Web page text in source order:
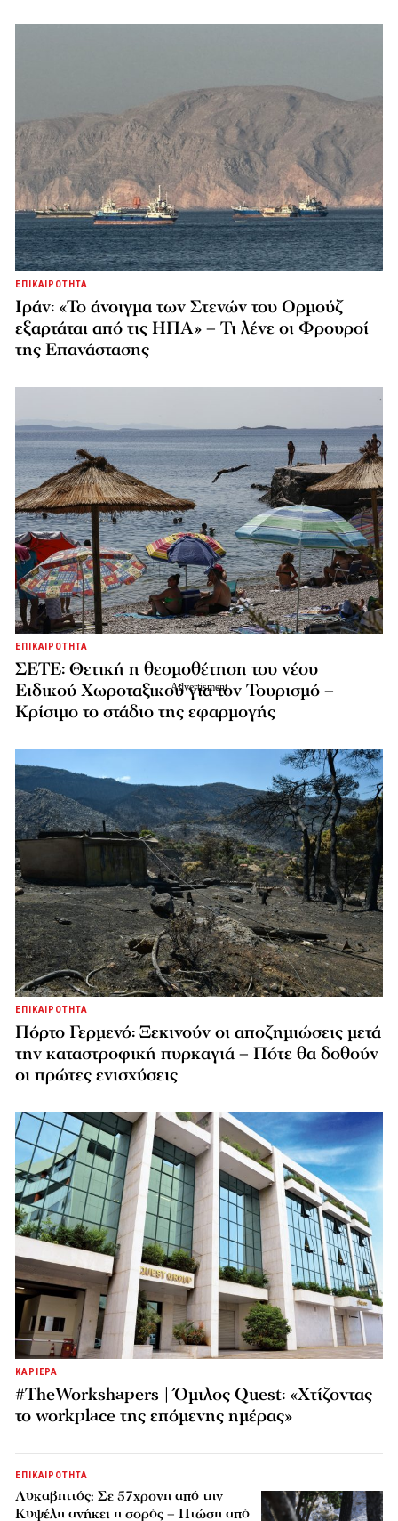
ΕΠΙΚΑΙΡΟΤΗΤΑ
Ιράν: «Το άνοιγμα των Στενών του Ορμούζ
εξαρτάται από τις ΗΠΑ» – Τι λένε οι Φρουροί
της Επανάστασης
ΕΠΙΚΑΙΡΟΤΗΤΑ
ΣΕΤΕ: Θετική η θεσμοθέτηση του νέου
Ειδικού Χωροταξικού για τον Τουρισμό –
Κρίσιμο το στάδιο της εφαρμογής
ΕΠΙΚΑΙΡΟΤΗΤΑ
Πόρτο Γερμενό: Ξεκινούν οι αποζημιώσεις μετά
την καταστροφική πυρκαγιά – Πότε θα δοθούν
οι πρώτες ενισχύσεις
ΚΑΡΙΕΡΑ
#TheWorkshapers | Όμιλος Quest: «Χτίζοντας
το workplace της επόμενης ημέρας»
ΕΠΙΚΑΙΡΟΤΗΤΑ
Λυκαβηττός: Σε 57χρονη από την
Κυψέλη ανήκει η σορός – Πτώση από